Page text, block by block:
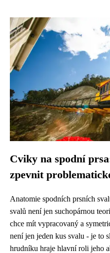
Cviky na spodní
zpevnit
Anatomie spodních prsních
svalů není jen suchopárnou
chce mít vypracovaný a
není jen jeden kus svalu - je to
hrudníku hraje hlavní roli jeho